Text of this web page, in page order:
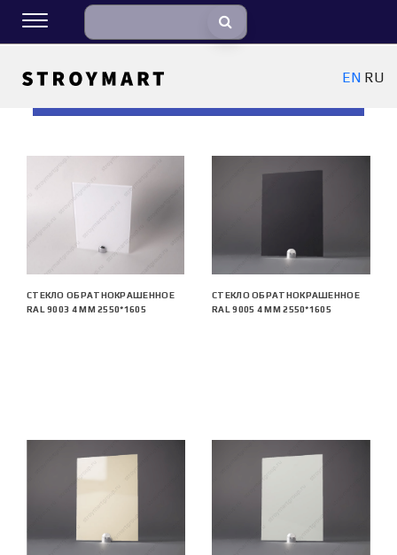
EN RU
СТЕКЛО ОБРАТНОКРАШЕННОЕ
RAL 9003 4 ММ 2550*1605
СТЕКЛО ОБРАТНОКРАШЕННОЕ
RAL 9005 4 ММ 2550*1605